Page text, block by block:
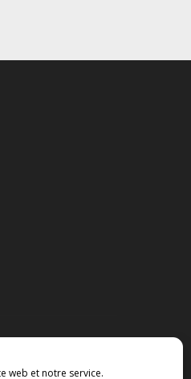
web et notre service.